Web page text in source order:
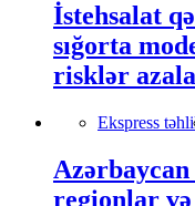
İstehsalat
sığorta
risklər
Ekspress
regionlar